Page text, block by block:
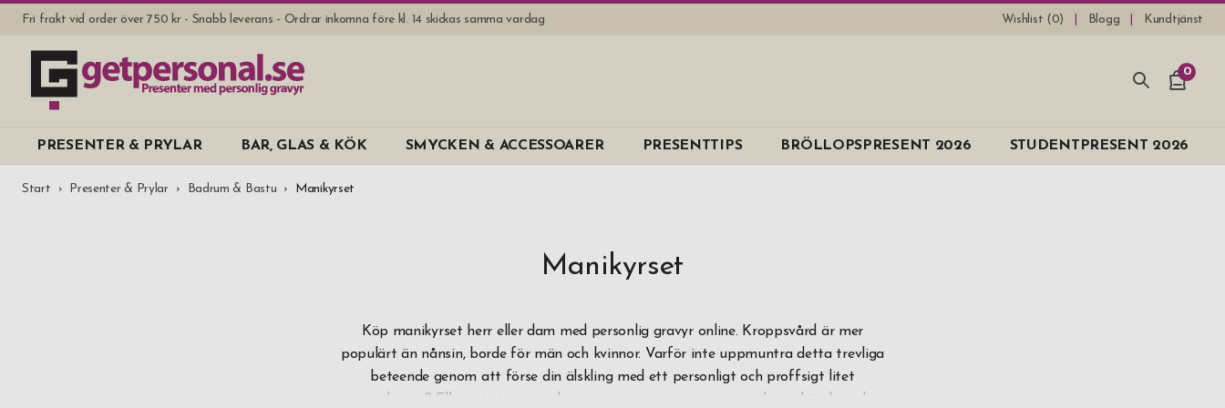
Fri frakt vid order över 750 kr - Snabb leverans - Ordrar inkomna före kl. 14 skickas samma vardag Wishlist (0) Blogg Kundtjänst
0
PRESENTER & PRYLAR BAR, GLAS & KÖK SMYCKEN & ACCESSOARER PRESENTTIPS BRÖLLOPSPRESENT 2026 STUDENTPRESENT 2026
Start Presenter & Prylar Badrum & Bastu Manikyrset
Manikyrset
Köp manikyrset herr eller dam med personlig gravyr online. Kroppsvård är mer
populärt än nånsin, borde för män och kvinnor. Varför inte uppmuntra detta trevliga
beteende genom att förse din älskling med ett personligt och proffsigt litet
Erbe Solingen
1 000 krand above